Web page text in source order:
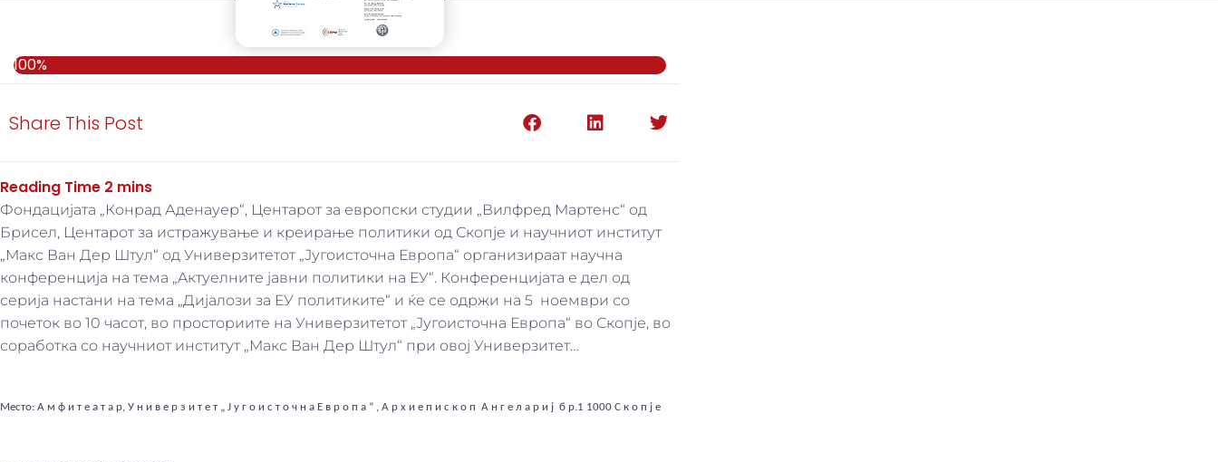
100%
Share This Post
Фондацијата „Конрад Аденауер“, Центарот за европски студии „Вилфред Мартенс“ од
Брисел, Центарот за истражување и креирање политики од Скопје и научниот институт
„Макс Ван Дер Штул“ од Универзитетот „Југоисточна Европа“ организираат научна
конференција на тема „Aктуелните јавни политики на ЕУ“. Конференцијата е дел од
серија настани на тема „Дијалози за ЕУ политиките“ и ќе се одржи на 5 ноември со
почеток во 10 часот, во просториите на Универзитетот „Југоисточна Европа“ во Скопје, во
соработка со научниот институт „Макс Ван Дер Штул“ при овој Универзитет…
Место: А м ф и т е а т а р, У н и в е р з и т е т „ Ј у г о и с т о ч н а Е в р о п а “ , А р х и е п и с к о п А н г е л а р и ј б р.1 1000 С к о п ј е